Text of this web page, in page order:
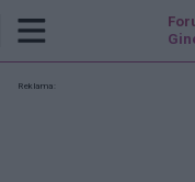
Reklama: